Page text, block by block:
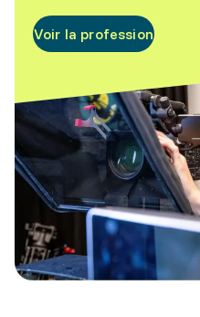
Voir la profession